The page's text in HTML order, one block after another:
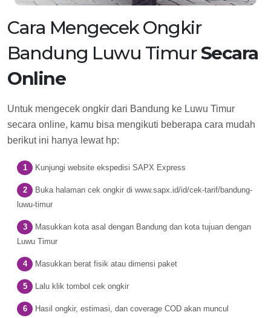
Cara Mengecek Ongkir
Bandung Luwu TimurSecara
Online
Untuk mengecek ongkir dari Bandung ke Luwu Timur
secara online, kamu bisa mengikuti beberapa cara mudah
berikut ini hanya lewat hp:
Kunjungi website ekspedisi SAPX Express
Buka halaman cek ongkir di www.sapx.id/id/cek-tarif/bandung-
luwu-timur
Masukkan kota asal dengan Bandung dan kota tujuan dengan
Luwu Timur
Masukkan berat fisik atau dimensi paket
Lalu klik tombol cek ongkir
Hasil ongkir, estimasi, dan coverage COD akan muncul